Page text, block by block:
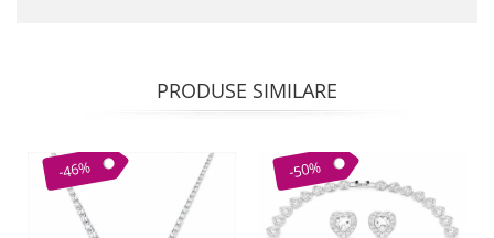
PRODUSE SIMILARE
-46% -50%